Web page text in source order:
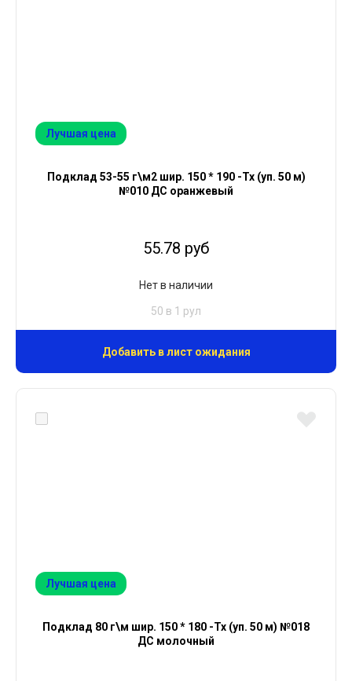
Лучшая цена
Подклад 53-55 г\м2 шир. 150 * 190 -Тх (уп. 50 м)
№010 ДС оранжевый
55.78 руб
Нет в наличии
50 в 1 рул
Добавить в лист ожидания
Лучшая цена
Подклад 80 г\м шир. 150 * 180 -Тх (уп. 50 м) №018
ДС молочный